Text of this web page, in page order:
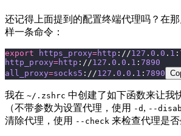
还记得上面提到的配置终端代理吗？在
样一条命令：
export https_proxy=http ://127 . 0 . 0 . 1 :
http_proxy=http ://127 . 0 . 0 . 1 : 7890
all_proxy=socks5 ://127 . 0 . 0 . 1 : 7890
我在 ~/.zshrc 中创建了如下函数来让我
（不带参数为设置代理，使用 -d , --
清除代理，使用 --check 来检查代理是否